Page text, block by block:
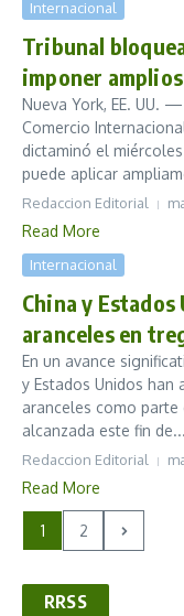
Internacional
Tribunal
imponer
Nueva York, EE. UU.
Comercio
dictaminó el
puede aplicar
Redaccion Editorial
Read More
Internacional
China y
aranceles en
En un avance
y Estados Unidos han
aranceles como
alcanzada este fin de...
Redaccion Editorial
Read More
1 2
RRSS